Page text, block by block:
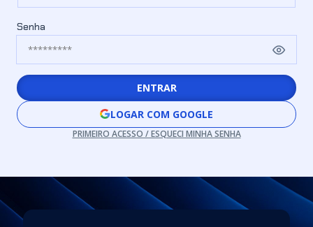
Senha
ENTRAR
LOGAR COM GOOGLE
PRIMEIRO ACESSO / ESQUECI MINHA SENHA